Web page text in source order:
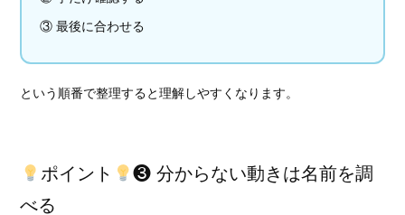
③ 最後に合わせる
という順番で整理すると理解しやすくなります。
ポイント
❸ 分からない動きは名前を調
べる